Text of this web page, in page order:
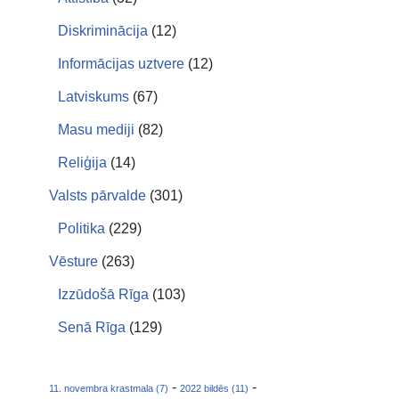
Diskriminācija (12)
Informācijas uztvere (12)
Latviskums (67)
Masu mediji (82)
Reliģija (14)
Valsts pārvalde (301)
Politika (229)
Vēsture (263)
Izzūdošā Rīga (103)
Senā Rīga (129)
11. novembra krastmala (7) - 2022 bildēs (11) -